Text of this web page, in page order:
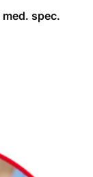
med. spec.